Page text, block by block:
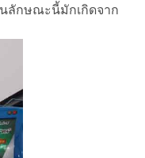
นลักษณะนี้มักเกิดจาก